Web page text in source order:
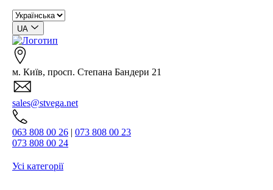
UA
м. Київ, просп. Степана Бандери 21
sales@stvega.net
063 808 00 26 | 073 808 00 23
073 808 00 24
Усі категорії